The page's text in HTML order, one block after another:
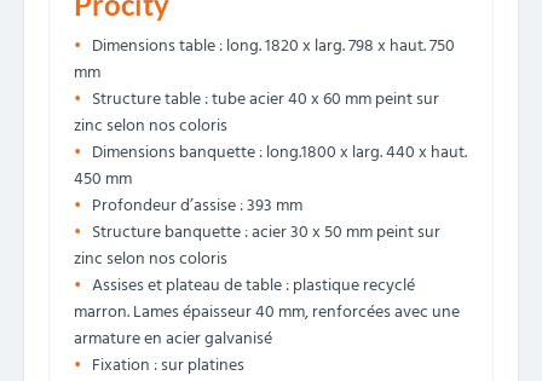
Dimensions table : long. 1820 x larg. 798 x haut. 750
mm
Structure table : tube acier 40 x 60 mm peint sur
zinc selon nos coloris
Dimensions banquette : long.1800 x larg. 440 x haut.
450 mm
Profondeur d’assise : 393 mm
Structure banquette : acier 30 x 50 mm peint sur
zinc selon nos coloris
Assises et plateau de table : plastique recyclé
marron. Lames épaisseur 40 mm, renforcées avec une
armature en acier galvanisé
Fixation : sur platines